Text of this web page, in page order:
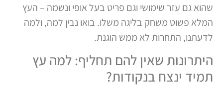
שהוא גם עזר שימושי וגם פריט בעל אופי ונשמה – העץ
המלא פשוט משחק בליגה משלו. בואו נבין למה, ולמה
לדעתנו, התחרות לא ממש הוגנת.
היתרונות שאין להם תחליף: למה עץ
תמיד ינצח בנקודות?